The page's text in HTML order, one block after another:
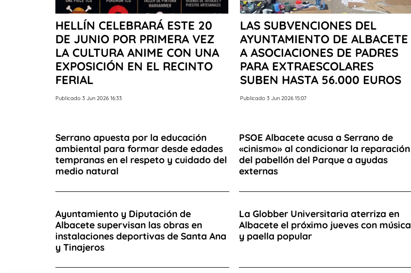
HELLÍN CELEBRARÁ ESTE 20
DE JUNIO POR PRIMERA VEZ
LA CULTURA ANIME CON UNA
EXPOSICIÓN EN EL RECINTO
FERIAL
Publicado 3 Jun 2026 16:33
LAS SUBVENCIONES DEL
AYUNTAMIENTO DE ALBACETE
A ASOCIACIONES DE PADRES
PARA EXTRAESCOLARES
SUBEN HASTA 56.000 EUROS
Publicado 3 Jun 2026 15:07
Serrano apuesta por la educación
ambiental para formar desde edades
tempranas en el respeto y cuidado del
medio natural
PSOE Albacete acusa a Serrano de
«cinismo» al condicionar la reparación
del pabellón del Parque a ayudas
externas
Ayuntamiento y Diputación de
Albacete supervisan las obras en
instalaciones deportivas de Santa Ana
y Tinajeros
La Globber Universitaria aterriza en
Albacete el próximo jueves con música
y paella popular